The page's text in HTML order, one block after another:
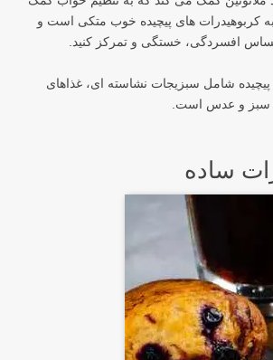
کربوهیدرات های پیچیده خوب متکی است و
افسردگی، خستگی و تمرکز کنید.
پیچیده شامل سبزیجات نشاسته ای، غذاهای
سبز و عدس است.
ساده